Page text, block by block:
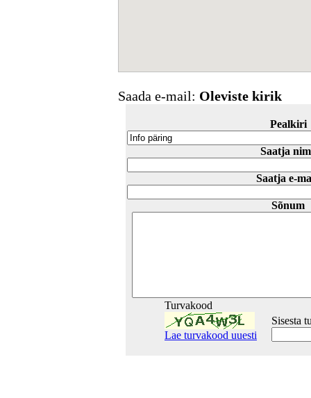
Saada e-mail: Oleviste kirik
Pealkiri
Saatja
Saatja e-
Sõnum
Turvakood
Lae turvakood uuesti
Sisesta